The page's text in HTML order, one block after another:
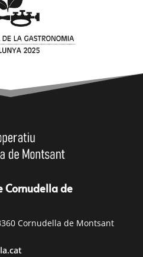
Cornudella de
Cornudella de Montsant